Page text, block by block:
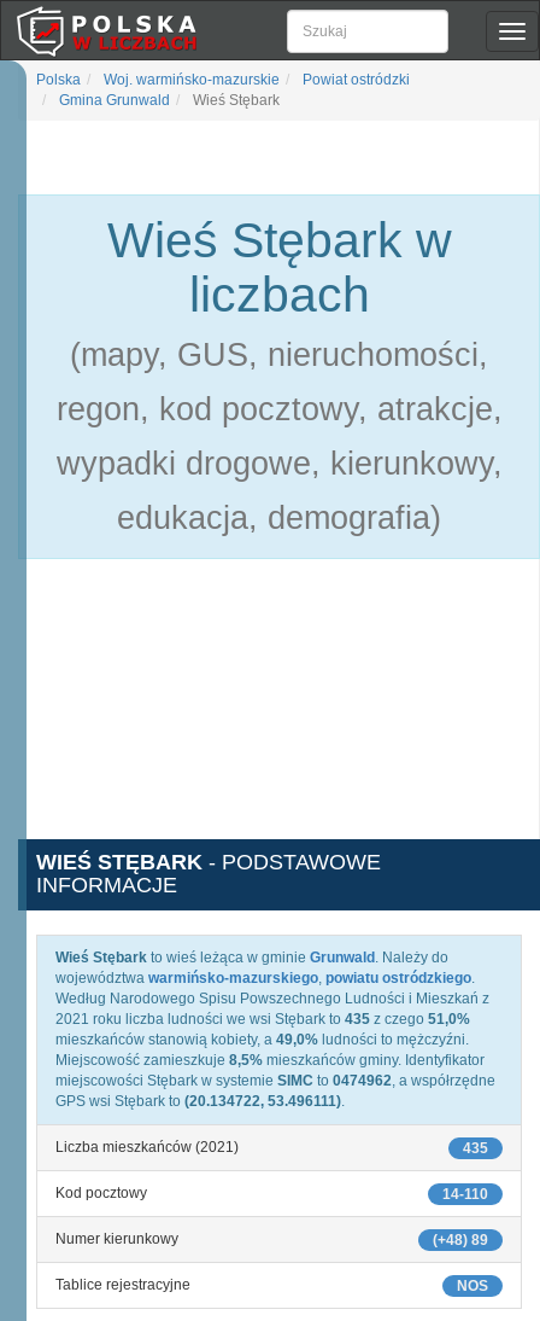
Polska Woj. warmińsko-mazurskie
Powiat ostródzki
Gmina Grunwald
Wieś Stębark
Wieś Stębark w
liczbach
(mapy, GUS, nieruchomości,
regon, kod pocztowy, atrakcje,
wypadki drogowe, kierunkowy,
edukacja, demografia)
WIEŚ STĘBARK - PODSTAWOWE
INFORMACJE
Wieś Stębark to wieś leżąca w gminie Grunwald . Należy do
województwa warmińsko-mazurskiego, powiatu ostródzkiego.
Według Narodowego Spisu Powszechnego Ludności i Mieszkań z
2021 roku liczba ludności we wsi Stębark to 435 z czego 51,0%
mieszkańców stanowią kobiety, a 49,0% ludności to mężczyźni.
Miejscowość zamieszkuje 8,5% mieszkańców gminy. Identyfikator
miejscowości Stębark w systemie SIMC to 0474962, a współrzędne
GPS wsi Stębark to (20.134722, 53.496111).
435
Liczba mieszkańców (2021)
14-110
Kod pocztowy
(+48) 89
Numer kierunkowy
NOS
Tablice rejestracyjne